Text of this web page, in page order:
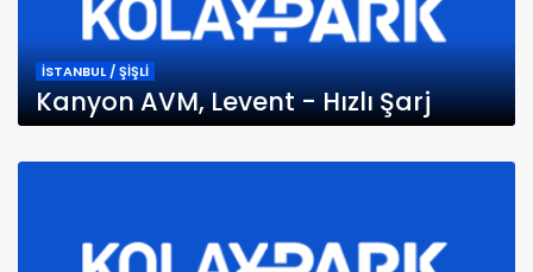
İSTANBUL / ŞİŞLİ
Kanyon AVM, Levent - Hızlı Şarj